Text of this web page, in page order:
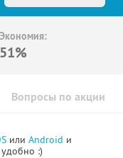
Экономия:
51%
Вопросы по акции
или Android и
:)